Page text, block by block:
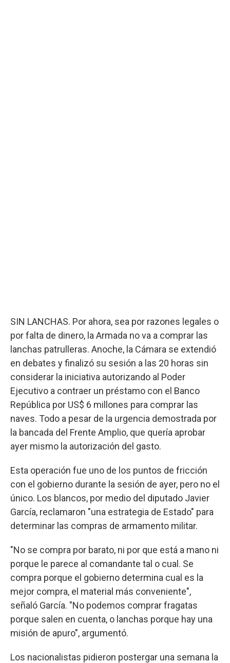
SIN LANCHAS. Por ahora, sea por razones legales o
por falta de dinero, la Armada no va a comprar las
lanchas patrulleras. Anoche, la Cámara se extendió
en debates y finalizó su sesión a las 20 horas sin
considerar la iniciativa autorizando al Poder
Ejecutivo a contraer un préstamo con el Banco
República por US$ 6 millones para comprar las
naves. Todo a pesar de la urgencia demostrada por
la bancada del Frente Amplio, que quería aprobar
ayer mismo la autorización del gasto.
Esta operación fue uno de los puntos de fricción
con el gobierno durante la sesión de ayer, pero no el
único. Los blancos, por medio del diputado Javier
García, reclamaron "una estrategia de Estado" para
determinar las compras de armamento militar.
"No se compra por barato, ni por que está a mano ni
porque le parece al comandante tal o cual. Se
compra porque el gobierno determina cual es la
mejor compra, el material más conveniente",
señaló García. "No podemos comprar fragatas
porque salen en cuenta, o lanchas porque hay una
misión de apuro", argumentó.
Los nacionalistas pidieron postergar una semana la